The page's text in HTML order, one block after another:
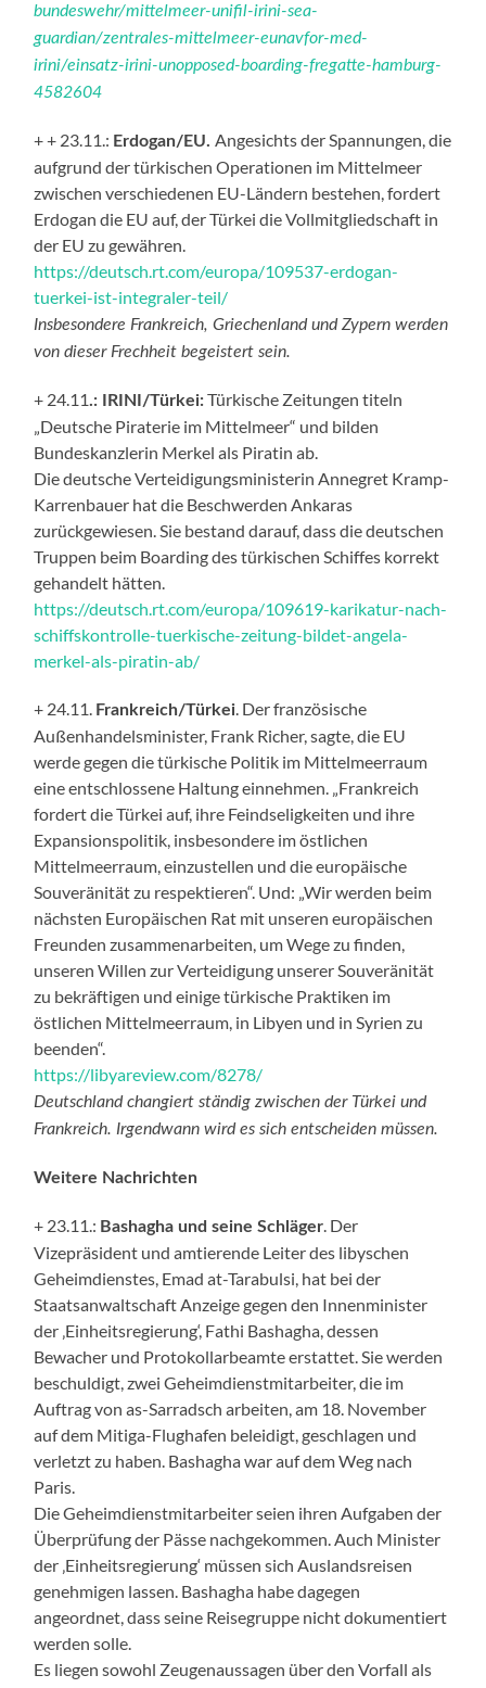
bundeswehr/mittelmeer-unifil-irini-sea-
guardian/zentrales-mittelmeer-eunavfor-med-
irini/einsatz-irini-unopposed-boarding-fregatte-hamburg-
4582604
+ + 23.11.: Erdogan/EU.Angesichts der Spannungen, die
aufgrund der türkischen Operationen im Mittelmeer
zwischen verschiedenen EU-Ländern bestehen, fordert
Erdogan die EU auf, der Türkei die Vollmitgliedschaft in
der EU zu gewähren.
https://deutsch.rt.com/europa/109537-erdogan-
tuerkei-ist-integraler-teil/
Insbesondere Frankreich, Griechenland und Zypern werden
von dieser Frechheit begeistert sein.
+ 24.11.: IRINI/Türkei:Türkische Zeitungen titeln
„Deutsche Piraterie im Mittelmeer“ und bilden
Bundeskanzlerin Merkel als Piratin ab.
Die deutsche Verteidigungsministerin Annegret Kramp-
Karrenbauer hat die Beschwerden Ankaras
zurückgewiesen. Sie bestand darauf, dass die deutschen
Truppen beim Boarding des türkischen Schiffes korrekt
gehandelt hätten.
https://deutsch.rt.com/europa/109619-karikatur-nach-
schiffskontrolle-tuerkische-zeitung-bildet-angela-
merkel-als-piratin-ab/
+ 24.11. Frankreich/Türkei . Der französische
Außenhandelsminister, Frank Richer, sagte, die EU
werde gegen die türkische Politik im Mittelmeerraum
eine entschlossene Haltung einnehmen. „Frankreich
fordert die Türkei auf, ihre Feindseligkeiten und ihre
Expansionspolitik, insbesondere im östlichen
Mittelmeerraum, einzustellen und die europäische
Souveränität zu respektieren“. Und: „Wir werden beim
nächsten Europäischen Rat mit unseren europäischen
Freunden zusammenarbeiten, um Wege zu finden,
unseren Willen zur Verteidigung unserer Souveränität
zu bekräftigen und einige türkische Praktiken im
östlichen Mittelmeerraum, in Libyen und in Syrien zu
beenden“.
https://libyareview.com/8278/
Deutschland changiert ständig zwischen der Türkei und
Frankreich. Irgendwann wird es sich entscheiden müssen.
Weitere Nachrichten
+ 23.11.: Bashagha und seine Schläger . Der
Vizepräsident und amtierende Leiter des libyschen
Geheimdienstes, Emad at-Tarabulsi, hat bei der
Staatsanwaltschaft Anzeige gegen den Innenminister
der ‚Einheitsregierung‘, Fathi Bashagha, dessen
Bewacher und Protokollarbeamte erstattet. Sie werden
beschuldigt, zwei Geheimdienstmitarbeiter, die im
Auftrag von as-Sarradsch arbeiten, am 18. November
auf dem Mitiga-Flughafen beleidigt, geschlagen und
verletzt zu haben. Bashagha war auf dem Weg nach
Paris.
Die Geheimdienstmitarbeiter seien ihren Aufgaben der
Überprüfung der Pässe nachgekommen. Auch Minister
der ‚Einheitsregierung‘ müssen sich Auslandsreisen
genehmigen lassen. Bashagha habe dagegen
angeordnet, dass seine Reisegruppe nicht dokumentiert
werden solle.
Es liegen sowohl Zeugenaussagen über den Vorfall als